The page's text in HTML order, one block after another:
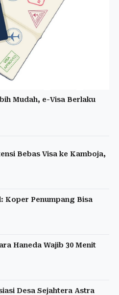
Mudah, e-Visa Berlaku
Bebas Visa ke Kamboja,
Koper Penumpang Bisa
Haneda Wajib 30 Menit
Desa Sejahtera Astra